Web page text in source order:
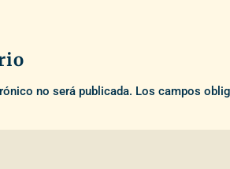
no será publicada. Los campos